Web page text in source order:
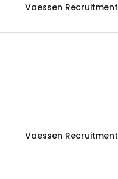
Vaessen Recruitment
Vaessen Recruitment